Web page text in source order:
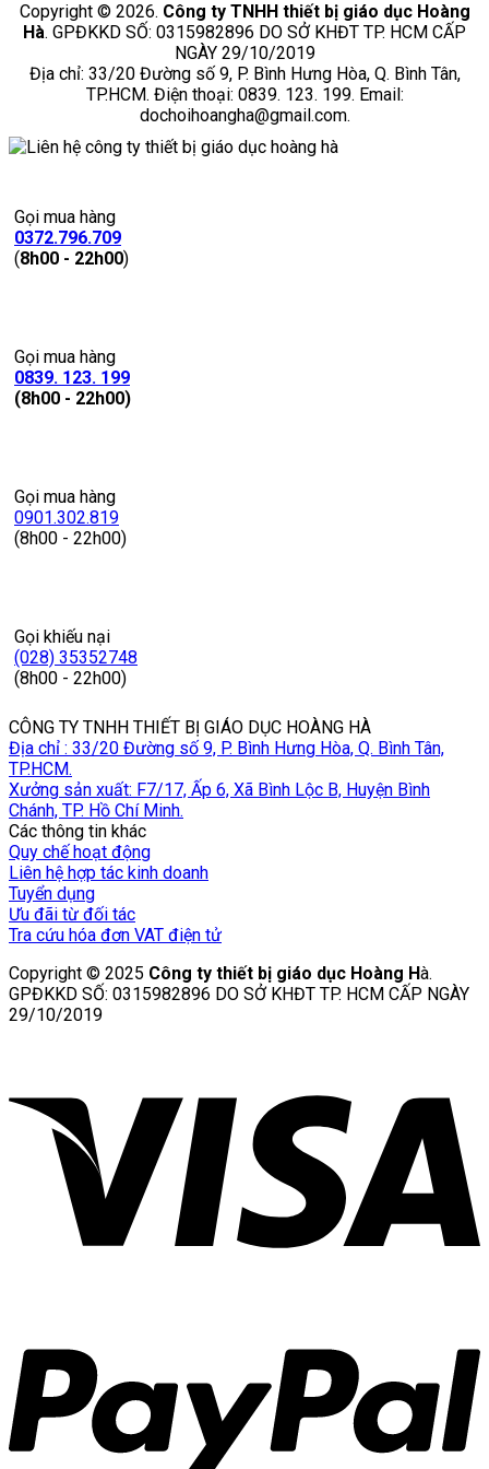
Copyright © 2026. Công ty TNHH thiết bị giáo dục Hoàng
Hà. GPĐKKD SỐ: 0315982896 DO SỞ KHĐT TP. HCM CẤP
NGÀY 29/10/2019
Địa chỉ: 33/20 Đường số 9, P. Bình Hưng Hòa, Q. Bình Tân,
TP.HCM. Điện thoại: 0839. 123. 199. Email:
dochoihoangha@gmail.com.
Gọi mua hàng
0372.796.709
(8h00 - 22h00)
Gọi mua hàng
0839. 123. 199
(8h00 - 22h00)
Gọi mua hàng
0901.302.819
(8h00 - 22h00)
Gọi khiếu nại
(028) 35352748
(8h00 - 22h00)
CÔNG TY TNHH THIẾT BỊ GIÁO DỤC HOÀNG HÀ
Địa chỉ : 33/20 Đường số 9, P. Bình Hưng Hòa, Q. Bình Tân,
TP.HCM.
Xưởng sản xuất: F7/17, Ấp 6, Xã Bình Lộc B, Huyện Bình
Chánh, TP. Hồ Chí Minh.
Các thông tin khác
Quy chế hoạt động
Liên hệ hợp tác kinh doanh
Tuyển dụng
Ưu đãi từ đối tác
Tra cứu hóa đơn VAT điện tử
Copyright © 2025 Công ty thiết bị giáo dục Hoàng Hà.
GPĐKKD SỐ: 0315982896 DO SỞ KHĐT TP. HCM CẤP NGÀY
29/10/2019